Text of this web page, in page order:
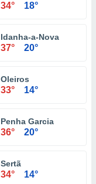
34° 18°
Idanha-a-Nova
37° 20°
Oleiros
33° 14°
Penha Garcia
36° 20°
Sertã
34° 14°